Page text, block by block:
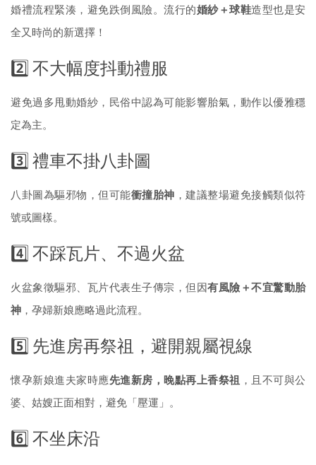
婚禮流程緊湊，避免跌倒風險。流行的婚紗＋球鞋造型也是安
全又時尚的新選擇！
2️⃣ 不大幅度抖動禮服
避免過多甩動婚紗，民俗中認為可能影響胎氣，動作以優雅穩
定為主。
3️⃣ 禮車不掛八卦圖
八卦圖為驅邪物，但可能衝撞胎神 ，建議整場避免接觸類似符
號或圖樣。
4️⃣ 不踩瓦片、不過火盆
火盆象徵驅邪、瓦片代表生子傳宗，但因有風險＋不宜驚動胎
神 ，孕婦新娘應略過此流程。
5️⃣ 先進房再祭祖，避開親屬視線
懷孕新娘進夫家時應先進新房，晚點再上香祭祖 ，且不可與公
婆、姑嫂正面相對，避免「壓運」。
6️⃣ 不坐床沿